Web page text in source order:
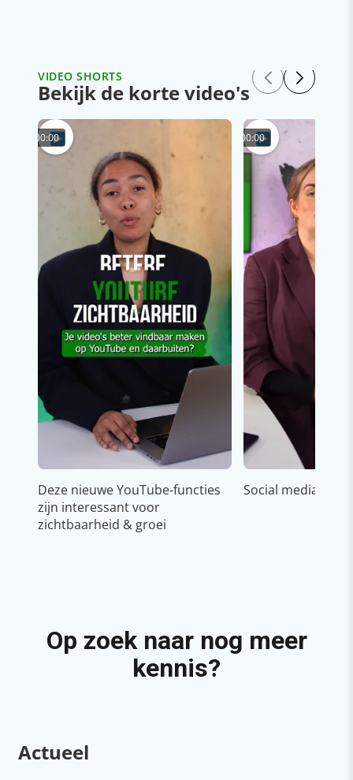
VIDEO SHORTS
Bekijk de korte video's
00:00
Deze nieuwe YouTube-functies
zijn interessant voor
zichtbaarheid & groei
00:00
Social media
Op zoek naar nog meer
kennis?
Actueel